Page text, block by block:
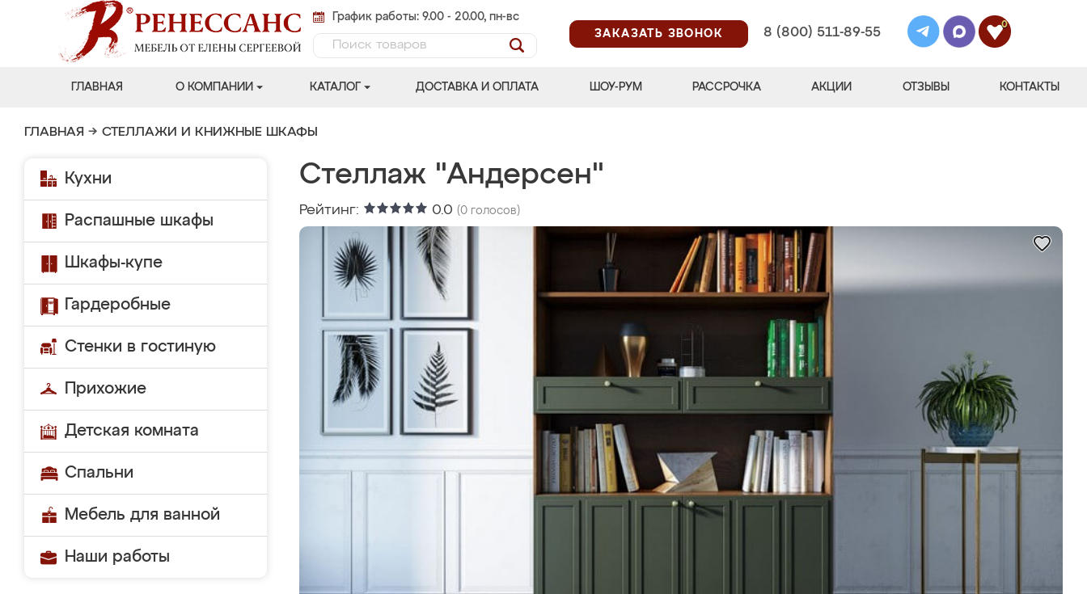
График работы: 9.00 - 20.00, пн-вс
ЗАКАЗАТЬ ЗВОНОК
8 (800) 511-89-55
0
ГЛАВНАЯ О КОМПАНИИ КАТАЛОГ ДОСТАВКА И ОПЛАТА ШОУ-РУМ РАССРОЧКА АКЦИИ ОТЗЫВЫ КОНТАКТЫ
ГЛАВНАЯ → СТЕЛЛАЖИ И КНИЖНЫЕ ШКАФЫ
Кухни
Распашные шкафы
Шкафы-купе
Гардеробные
Стенки в гостиную
Прихожие
Детская комната
Спальни
Мебель для ванной
Наши работы
Стеллаж "Андерсен"
Рейтинг: 0.0 (0 голосов)